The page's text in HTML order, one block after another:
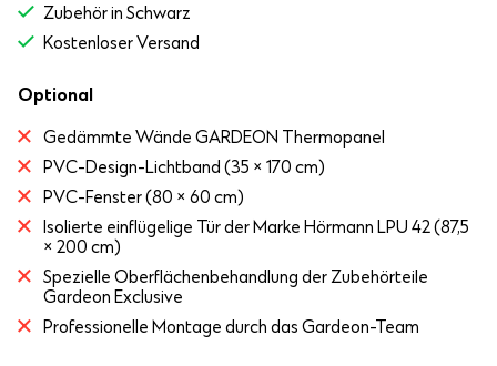
Zubehör in Schwarz
Kostenloser Versand
Optional
Gedämmte Wände GARDEON Thermopanel
PVC-Design-Lichtband (35 × 170 cm)
PVC-Fenster (80 × 60 cm)
Isolierte einflügelige Tür der Marke Hörmann LPU 42 (87,5
× 200 cm)
Spezielle Oberflächenbehandlung der Zubehörteile
Gardeon Exclusive
Professionelle Montage durch das Gardeon-Team